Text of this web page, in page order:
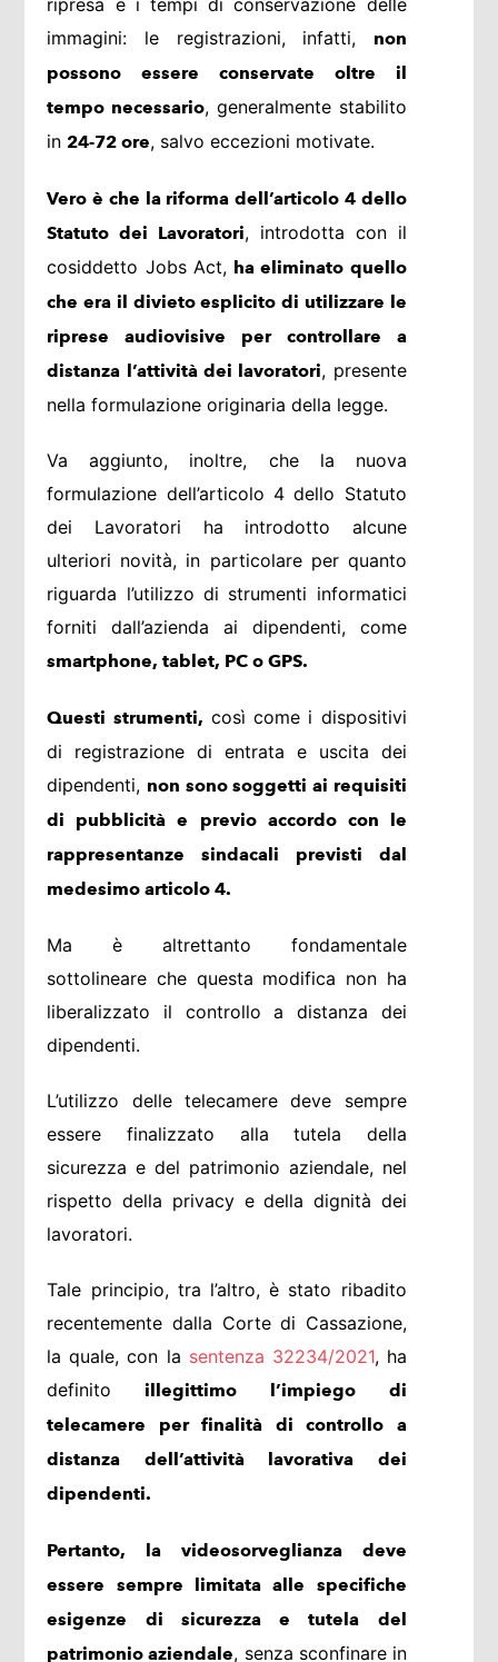
ripresa e i tempi di conservazione delle
immagini: le registrazioni, infatti,
non
possono essere conservate oltre il
tempo necessario, generalmente stabilito
in 24-72 ore, salvo eccezioni motivate.
Vero è che la riforma dell’articolo 4 dello
Statuto dei Lavoratori, introdotta con il
cosiddetto Jobs Act, ha eliminato quello
che era il divieto esplicito di utilizzare le
riprese audiovisive per controllare a
distanza l’attività dei lavoratori, presente
nella formulazione originaria della legge.
Va aggiunto, inoltre, che la nuova
formulazione dell’articolo 4 dello Statuto
dei Lavoratori ha introdotto alcune
ulteriori novità, in particolare per quanto
riguarda l’utilizzo di strumenti informatici
forniti dall’azienda ai dipendenti, come
smartphone, tablet, PC o GPS.
Questi strumenti, così come i dispositivi
di registrazione di entrata e uscita dei
dipendenti, non sono soggetti ai requisiti
di pubblicità e previo accordo con le
rappresentanze sindacali previsti dal
medesimo articolo 4.
Ma è altrettanto fondamentale
sottolineare che questa modifica non ha
liberalizzato il controllo a distanza dei
dipendenti.
L’utilizzo delle telecamere deve sempre
essere finalizzato alla tutela della
sicurezza e del patrimonio aziendale, nel
rispetto della privacy e della dignità dei
lavoratori.
Tale principio, tra l’altro, è stato ribadito
recentemente dalla Corte di Cassazione,
la quale, con la sentenza 32234/2021, ha
definito illegittimo l’impiego di
telecamere per finalità di controllo a
distanza dell’attività lavorativa dei
dipendenti.
Pertanto, la videosorveglianza deve
essere sempre limitata alle specifiche
esigenze di sicurezza e tutela del
patrimonio aziendale, senza sconfinare in